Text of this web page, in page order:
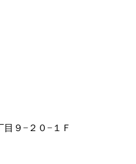
９−２０−１Ｆ